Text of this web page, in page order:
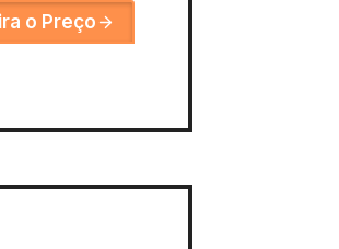
o Preço